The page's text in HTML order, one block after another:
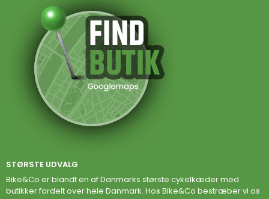
STØRSTE UDVALG
Bike&Co er blandt en af Danmarks største cykelkæder med
butikker fordelt over hele Danmark. Hos Bike&Co bestræber vi os